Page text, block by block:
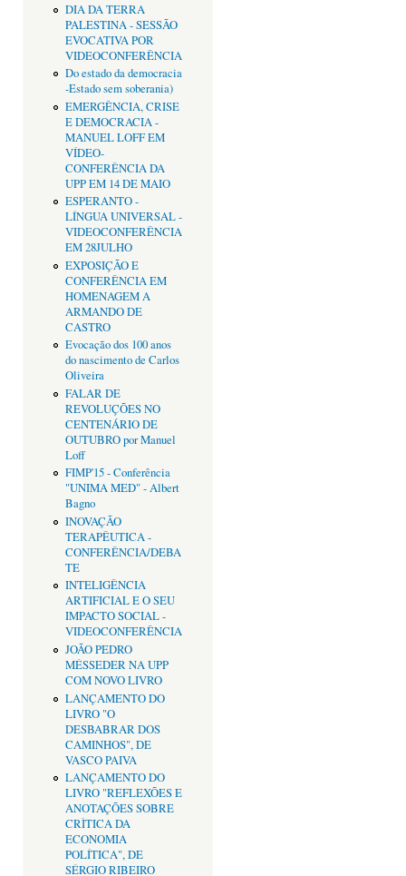
DIA DA TERRA
PALESTINA - SESSÃO
EVOCATIVA POR
VIDEOCONFERÊNCIA
Do estado da democracia
-Estado sem soberania)
EMERGÊNCIA, CRISE
E DEMOCRACIA -
MANUEL LOFF EM
VÍDEO-
CONFERÊNCIA DA
UPP EM 14 DE MAIO
ESPERANTO -
LÍNGUA UNIVERSAL -
VIDEOCONFERÊNCIA
EM 28JULHO
EXPOSIÇÃO E
CONFERÊNCIA EM
HOMENAGEM A
ARMANDO DE
CASTRO
Evocação dos 100 anos
do nascimento de Carlos
Oliveira
FALAR DE
REVOLUÇÕES NO
CENTENÁRIO DE
OUTUBRO por Manuel
Loff
FIMP'15 - Conferência
"UNIMA MED" - Albert
Bagno
INOVAÇÃO
TERAPÊUTICA -
CONFERÊNCIA/DEBA
TE
INTELIGÊNCIA
ARTIFICIAL E O SEU
IMPACTO SOCIAL -
VIDEOCONFERÊNCIA
JOÃO PEDRO
MÉSSEDER NA UPP
COM NOVO LIVRO
LANÇAMENTO DO
LIVRO "O
DESBABRAR DOS
CAMINHOS", DE
VASCO PAIVA
LANÇAMENTO DO
LIVRO "REFLEXÕES E
ANOTAÇÕES SOBRE
CRÌTICA DA
ECONOMIA
POLÍTICA", DE
SÉRGIO RIBEIRO